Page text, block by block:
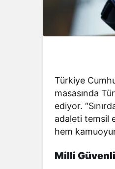
Türkiye
masasında
ediyor.
adaleti temsil
hem
Milli